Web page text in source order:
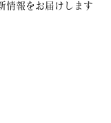
情報をお届けします